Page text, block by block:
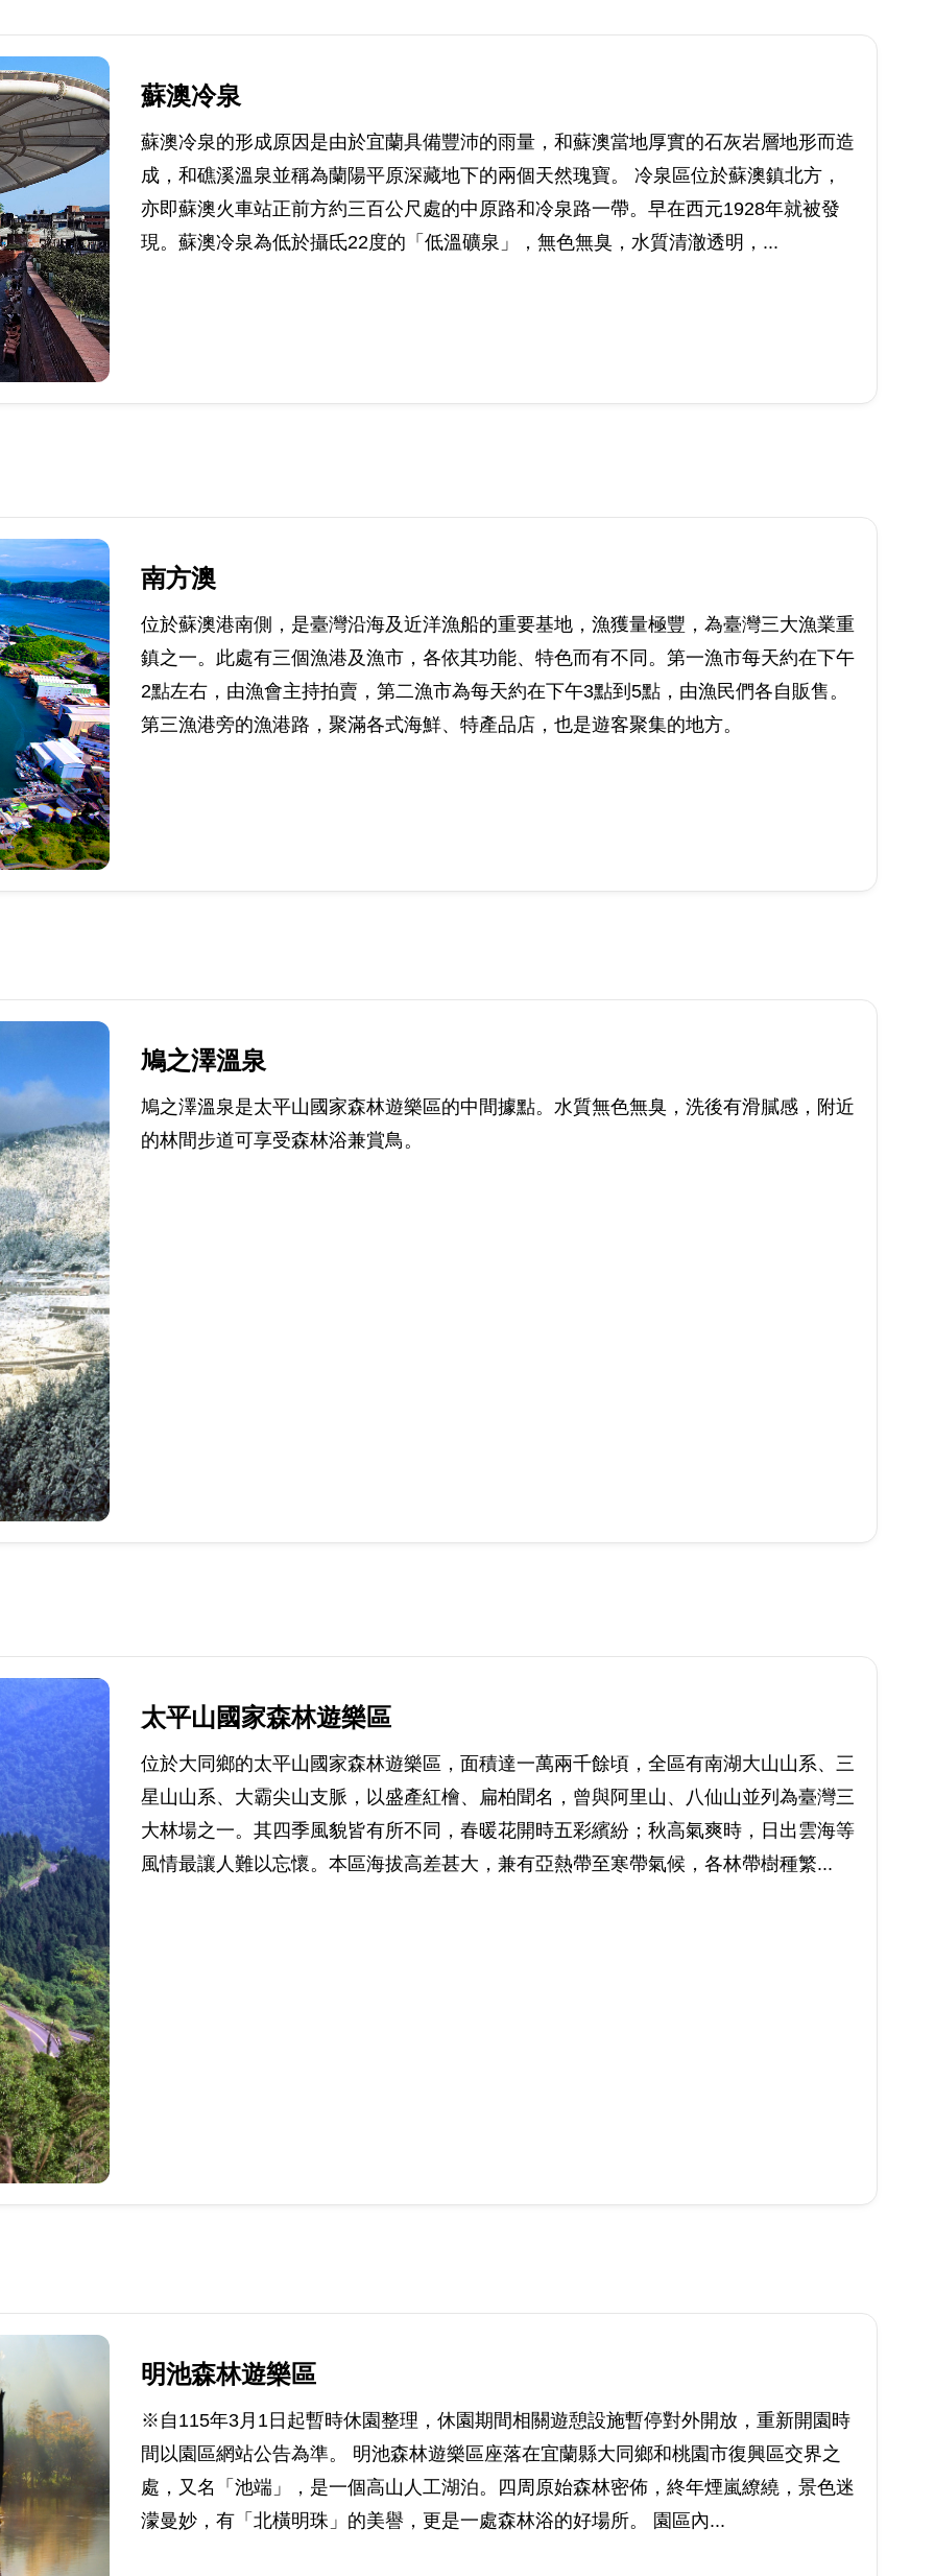
蘇澳冷泉
蘇澳冷泉的形成原因是由於宜蘭具備豐沛的雨量，和蘇澳當地厚實的石灰岩層地形而造
成，和礁溪溫泉並稱為蘭陽平原深藏地下的兩個天然瑰寶。 冷泉區位於蘇澳鎮北方，
亦即蘇澳火車站正前方約三百公尺處的中原路和冷泉路一帶。早在西元1928年就被發
現。蘇澳冷泉為低於攝氐22度的「低溫礦泉」，無色無臭，水質清澈透明，...
南方澳
位於蘇澳港南側，是臺灣沿海及近洋漁船的重要基地，漁獲量極豐，為臺灣三大漁業重
鎮之一。此處有三個漁港及漁市，各依其功能、特色而有不同。第一漁市每天約在下午
2點左右，由漁會主持拍賣，第二漁市為每天約在下午3點到5點，由漁民們各自販售。
第三漁港旁的漁港路，聚滿各式海鮮、特產品店，也是遊客聚集的地方。
鳩之澤溫泉
鳩之澤溫泉是太平山國家森林遊樂區的中間據點。水質無色無臭，洗後有滑膩感，附近
的林間步道可享受森林浴兼賞鳥。
太平山國家森林遊樂區
位於大同鄉的太平山國家森林遊樂區，面積達一萬兩千餘頃，全區有南湖大山山系、三
星山山系、大霸尖山支脈，以盛產紅檜、扁柏聞名，曾與阿里山、八仙山並列為臺灣三
大林場之一。其四季風貌皆有所不同，春暖花開時五彩繽紛；秋高氣爽時，日出雲海等
風情最讓人難以忘懷。本區海拔高差甚大，兼有亞熱帶至寒帶氣候，各林帶樹種繁...
明池森林遊樂區
※自115年3月1日起暫時休園整理，休園期間相關遊憩設施暫停對外開放，重新開園時
間以園區網站公告為準。 明池森林遊樂區座落在宜蘭縣大同鄉和桃園市復興區交界之
處，又名「池端」，是一個高山人工湖泊。四周原始森林密佈，終年煙嵐繚繞，景色迷
濛曼妙，有「北橫明珠」的美譽，更是一處森林浴的好場所。 園區內...